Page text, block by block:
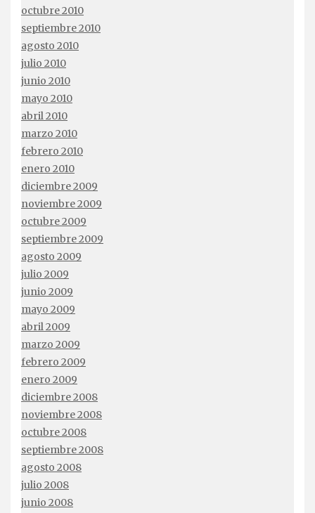
octubre 2010
septiembre 2010
agosto 2010
julio 2010
junio 2010
mayo 2010
abril 2010
marzo 2010
febrero 2010
enero 2010
diciembre 2009
noviembre 2009
octubre 2009
septiembre 2009
agosto 2009
julio 2009
junio 2009
mayo 2009
abril 2009
marzo 2009
febrero 2009
enero 2009
diciembre 2008
noviembre 2008
octubre 2008
septiembre 2008
agosto 2008
julio 2008
junio 2008